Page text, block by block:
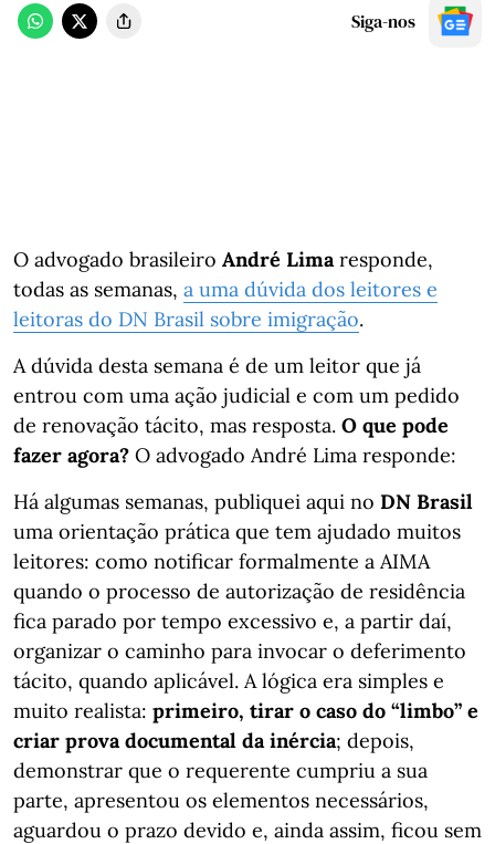
Siga-nos
O advogado brasileiro André Limaresponde,
todas as semanas, a uma dúvida dos leitores e
leitoras do DN Brasil sobre imigração.
A dúvida desta semana é de um leitor que já
entrou com uma ação judicial e com um pedido
de renovação tácito, mas resposta. O que pode
fazer agora? O advogado André Lima responde:
Há algumas semanas, publiquei aqui no DN Brasil
uma orientação prática que tem ajudado muitos
leitores: como notificar formalmente a AIMA
quando o processo de autorização de residência
fica parado por tempo excessivo e, a partir daí,
organizar o caminho para invocar o deferimento
tácito, quando aplicável. A lógica era simples e
muito realista: primeiro, tirar o caso do “limbo” e
criar prova documental da inércia; depois,
demonstrar que o requerente cumpriu a sua
parte, apresentou os elementos necessários,
aguardou o prazo devido e, ainda assim, ficou sem